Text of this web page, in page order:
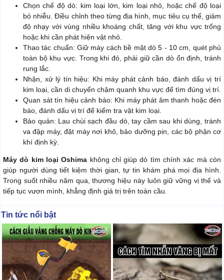
Chọn chế độ dò: kim loại lớn, kim loại nhỏ, hoặc chế độ loại
bỏ nhiễu. Điều chỉnh theo từng địa hình, mục tiêu cụ thể, giảm
độ nhạy với vùng nhiều khoáng chất, tăng với khu vực trống
hoặc khi cần phát hiện vật nhỏ.
Thao tác chuẩn: Giữ máy cách bề mặt dò 5 - 10 cm, quét phủ
toàn bộ khu vực. Trong khi đó, phải giữ cần dò ổn định, tránh
rung lắc.
Nhận, xử lý tín hiệu: Khi máy phát cảnh báo, đánh dấu vị trí
kim loại, cần di chuyển chậm quanh khu vực để tìm đúng vị trí.
Quan sát tín hiệu cảnh báo: Khi máy phát âm thanh hoặc đèn
báo, đánh dấu vị trí để kiểm tra vật kim loại.
Bảo quản: Lau chùi sạch đầu dò, tay cầm sau khi dùng, tránh
va đập máy, đặt máy nơi khô, bảo dưỡng pin, các bộ phận cơ
khí định kỳ.
Máy dò kim loại Oshima không chỉ giúp dò tìm chính xác mà còn
giúp người dùng tiết kiệm thời gian, tự tin khám phá mọi địa hình.
Trong suốt nhiều năm qua, thương hiệu này luôn giữ vững vị thế và
tiếp tục vươn mình, khẳng định giá trị trên toàn cầu.
Tin tức nổi bật